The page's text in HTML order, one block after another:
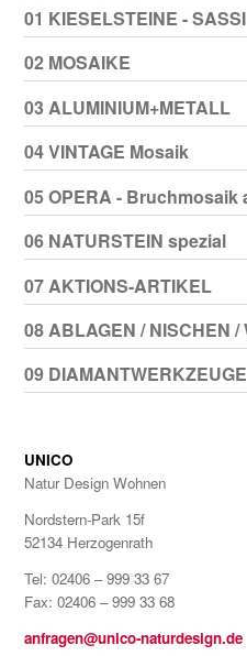
01 KIESELSTEINE - SASSI
02 MOSAIKE
03 ALUMINIUM+METALL
04 VINTAGE Mosaik
05 OPERA -
06 NATURSTEIN spezial
07 AKTIONS-ARTIKEL
08 ABLAGEN / NISCHEN /
09 DIAMANTWERKZEUGE
UNICO
Natur Design Wohnen
Nordstern-Park 15f
52134 Herzogenrath
Tel: 02406 – 999 33 67
Fax: 02406 – 999 33 68
anfragen@unico-naturdesign.de